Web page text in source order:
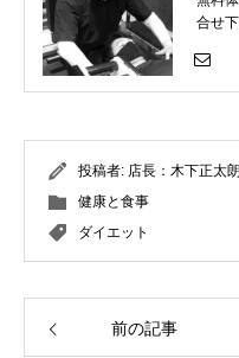
合せ
投稿者: 店長：木下正太朗
健康と食事
ダイエット
前の記事